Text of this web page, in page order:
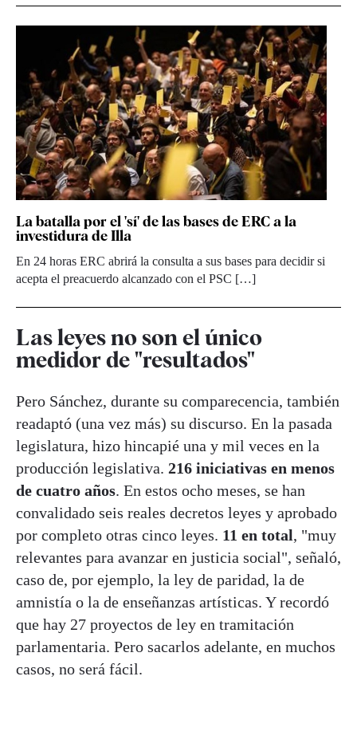
La batalla por el 'sí' de las bases de ERC a la
investidura de Illa
En 24 horas ERC abrirá la consulta a sus bases para decidir si
acepta el preacuerdo alcanzado con el PSC […]
Las leyes no son el único
medidor de "resultados"
Pero Sánchez, durante su comparecencia, también
readaptó (una vez más) su discurso. En la pasada
legislatura, hizo hincapié una y mil veces en la
producción legislativa. 216 iniciativas en menos
de cuatro años. En estos ocho meses, se han
convalidado seis reales decretos leyes y aprobado
por completo otras cinco leyes. 11 en total, "muy
relevantes para avanzar en justicia social", señaló,
caso de, por ejemplo, la ley de paridad, la de
amnistía o la de enseñanzas artísticas. Y recordó
que hay 27 proyectos de ley en tramitación
parlamentaria. Pero sacarlos adelante, en muchos
casos, no será fácil.